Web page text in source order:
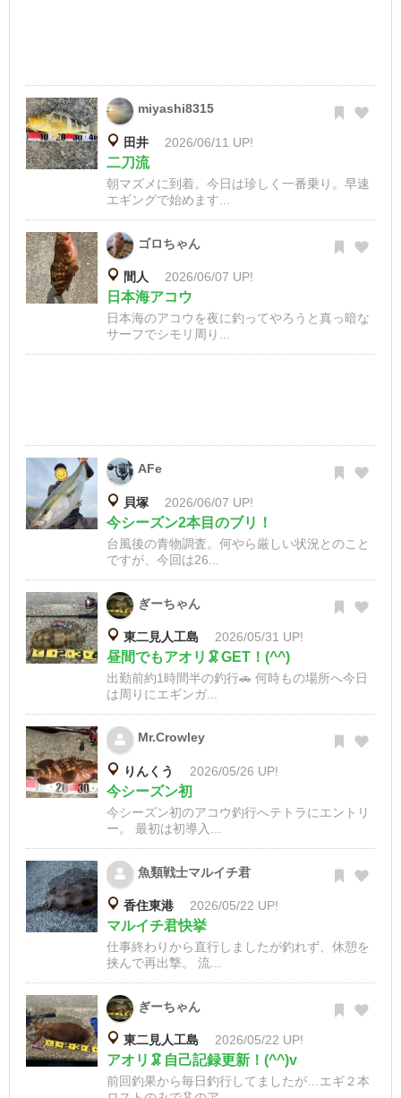
miyashi8315
田井 2026/06/11 UP!
二刀流
朝マズメに到着。今日は珍しく一番乗り。早速
エギングで始めます...
ゴロちゃん
間人 2026/06/07 UP!
日本海アコウ
日本海のアコウを夜に釣ってやろうと真っ暗な
サーフでシモリ周り...
AFe
貝塚 2026/06/07 UP!
今シーズン2本目のブリ！
台風後の青物調査。何やら厳しい状況とのこと
ですが、今回は26...
ぎーちゃん
東二見人工島 2026/05/31 UP!
昼間でもアオリ🦑GET！(^^)
出勤前約1時間半の釣行🚗 何時もの場所へ今日
は周りにエギンガ...
Mr.Crowley
りんくう 2026/05/26 UP!
今シーズン初
今シーズン初のアコウ釣行へテトラにエントリ
ー。 最初は初導入...
魚類戦士マルイチ君
香住東港 2026/05/22 UP!
マルイチ君快挙
仕事終わりから直行しましたが釣れず、休憩を
挟んで再出撃。 流...
ぎーちゃん
東二見人工島 2026/05/22 UP!
アオリ🦑自己記録更新！(^^)v
前回釣果から毎日釣行してましたが…エギ２本